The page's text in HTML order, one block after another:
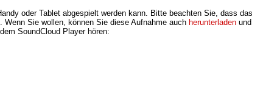
oder Tablet abgespielt werden kann. Bitte beachten Sie, dass das
Sie wollen, können Sie diese Aufnahme auch herunterladen und
SoundCloud Player hören: